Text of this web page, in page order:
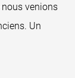
venions
Un